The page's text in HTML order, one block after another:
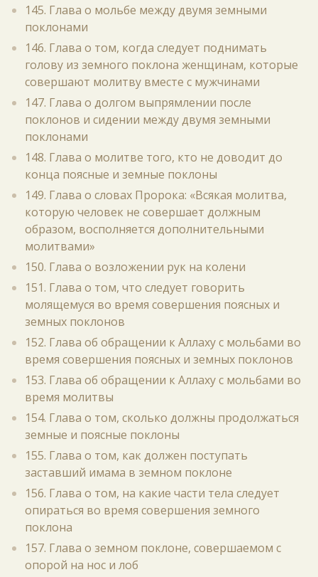
145. Глава о мольбе между двумя земными
поклонами
146. Глава о том, когда следует поднимать
голову из земного поклона женщинам, которые
совершают молитву вместе с мужчинами
147. Глава о долгом выпрямлении после
поклонов и сидении между двумя земными
поклонами
148. Глава о молитве того, кто не доводит до
конца поясные и земные поклоны
149. Глава о словах Пророка: «Всякая молитва,
которую человек не совершает должным
образом, восполняется дополнительными
молитвами»
150. Глава о возложении рук на колени
151. Глава о том, что следует говорить
молящемуся во время совершения поясных и
земных поклонов
152. Глава об обращении к Аллаху с мольбами во
время совершения поясных и земных поклонов
153. Глава об обращении к Аллаху с мольбами во
время молитвы
154. Глава о том, сколько должны продолжаться
земные и поясные поклоны
155. Глава о том, как должен поступать
заставший имама в земном поклоне
156. Глава о том, на какие части тела следует
опираться во время совершения земного
поклона
157. Глава о земном поклоне, совершаемом с
опорой на нос и лоб